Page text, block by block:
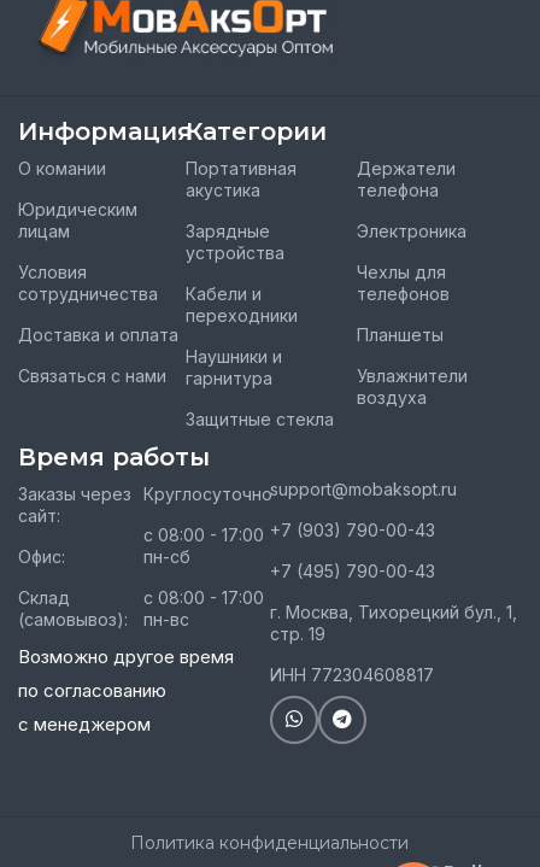
Информация
О комании
Юридическим
лицам
Условия
сотрудничества
Доставка и оплата
Связаться с нами
Категории
Портативная
акустика
Зарядные
устройства
Кабели и
переходники
Наушники и
гарнитура
Защитные стекла
Держатели
телефона
Электроника
Чехлы для
телефонов
Планшеты
Увлажнители
воздуха
Время работы
Заказы через
сайт:
Офис:
Склад
(самовывоз):
Круглосуточно
с 08:00 - 17:00
пн-сб
с 08:00 - 17:00
пн-вс
Возможно другое время
по согласованию
с менеджером
support@mobaksopt.ru
+7 (903) 790-00-43
+7 (495) 790-00-43
г. Москва, Тихорецкий бул., 1,
стр. 19
ИНН 772304608817
Политика конфиденциальности